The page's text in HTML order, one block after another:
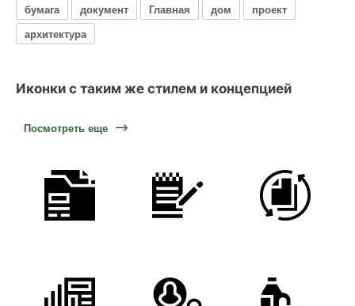
бумага документ Главная дом
проект
архитектура
Иконки с таким же стилем и концепцией
Посмотреть еще